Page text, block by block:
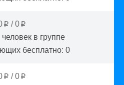
p /0 p
человек в группе
бесплатно: 0
p /0 p